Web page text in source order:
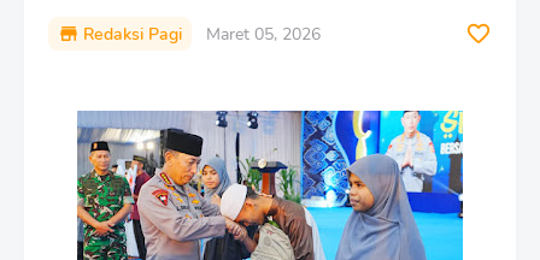
Redaksi Pagi Maret 05, 2026